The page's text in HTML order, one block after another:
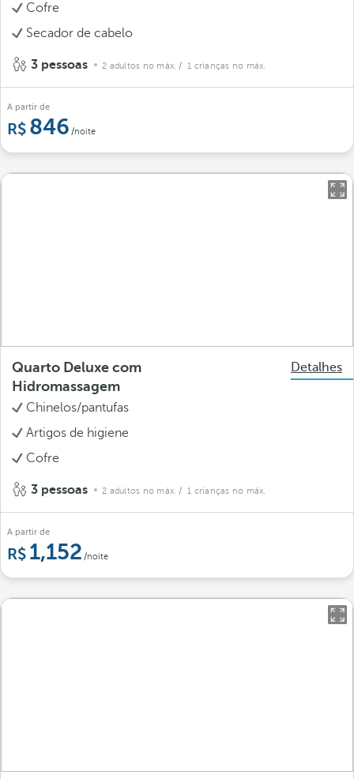
Cofre
Secador de cabelo
3 pessoas 2 adultos no máx. / 1 crianças no máx.
A partir de
846 /noite
Quarto Deluxe com
Hidromassagem
Detalhes
Chinelos/pantufas
Artigos de higiene
Cofre
3 pessoas 2 adultos no máx. / 1 crianças no máx.
A partir de
1,152 /noite